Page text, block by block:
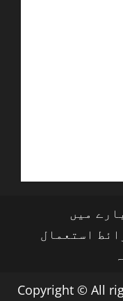
میں
استعمال
Copyright © All